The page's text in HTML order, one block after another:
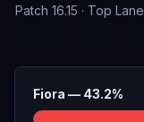
Patch 16.15 · Top Lane
Fiora — 43.2%